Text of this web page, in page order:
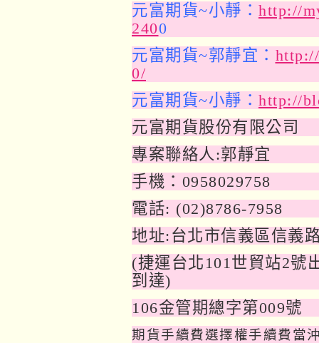
元富期貨~小靜： http://
2400
元富期貨~郭靜宜：
0/
元富期貨~小靜： http://
元富期貨股份有限公司
專案聯絡人:郭靜宜
手機：0958029758
電話: (02)8786-7958
地址:台北市信義區信義
(捷運台北101世貿站2號
到達)
106金管期總字第009號
期貨手續費選擇權手續費當